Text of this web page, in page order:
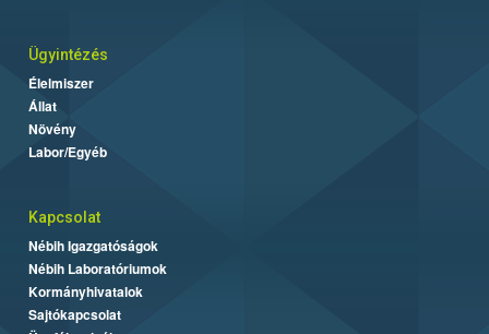
Ügyintézés
Élelmiszer
Állat
Növény
Labor/Egyéb
Kapcsolat
Nébih Igazgatóságok
Nébih Laboratóriumok
Kormányhivatalok
Sajtókapcsolat